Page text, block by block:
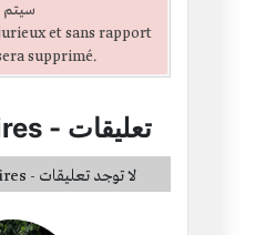
et sans rapport
supprimé.
- تعليقات
Pas de commentaires - لا توجد تعليقات